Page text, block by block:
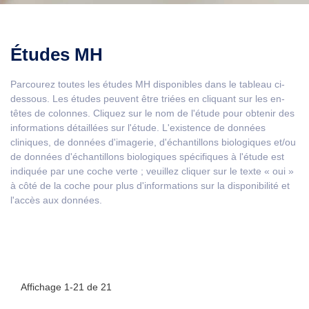
Études MH
Parcourez toutes les études MH disponibles dans le tableau ci-
dessous. Les études peuvent être triées en cliquant sur les en-
têtes de colonnes. Cliquez sur le nom de l'étude pour obtenir des
informations détaillées sur l'étude. L'existence de données
cliniques, de données d'imagerie, d'échantillons biologiques et/ou
de données d'échantillons biologiques spécifiques à l'étude est
indiquée par une coche verte ; veuillez cliquer sur le texte « oui »
à côté de la coche pour plus d'informations sur la disponibilité et
l'accès aux données.
Affichage 1-21 de 21